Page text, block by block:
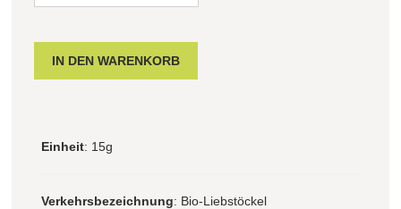
Einheit: 15g
Verkehrsbezeichnung: Bio-Liebstöckel